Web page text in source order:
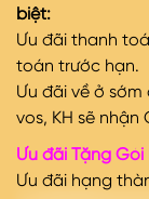
biệt:
Ưu đãi thanh
toán trước hạn.
Ưu đãi về ở sớm
vos, KH sẽ nhận
Ưu đãi Tặng
Ưu đãi hạng